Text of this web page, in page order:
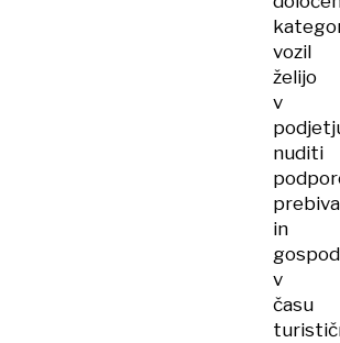
vozil
želijo
v
nuditi
in
v
času